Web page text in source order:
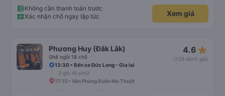
Không cần thanh toán trước
Xác nhận chỗ ngay lập tức
Xem giá
Phương Huy (Đắk Lắk)
Ghế ngồi 18 chỗ
4.6 star_rate
(129 đánh giá)
13:30 • Bến xe Đức Long - Gia lai
3 giờ 45 phút
17:15 • Văn Phòng Buôn Ma Thuột